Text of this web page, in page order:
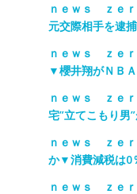
ｎｅｗｓ ｚｅ
元交際相手を逮捕
ｎｅｗｓ ｚｅ
▼櫻井翔がＮＢ
ｎｅｗｓ ｚｅ
宅”立てこもり男
ｎｅｗｓ ｚｅ
か▼消費減税は0
ｎｅｗｓ ｚｅ